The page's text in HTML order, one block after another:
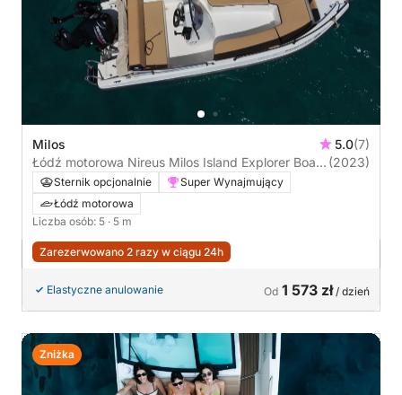
Milos 5.0(7)
Łódź motorowa Nireus Milos Island Explorer Boat
Nireus
(2023)
Sternik opcjonalnie
Super Wynajmujący
Łódź motorowa
Liczba osób: 5 · 5 m
Zarezerwowano 2 razy w ciągu 24h
Elastyczne anulowanie Od 1 573 zł/ dzień
Zniżka